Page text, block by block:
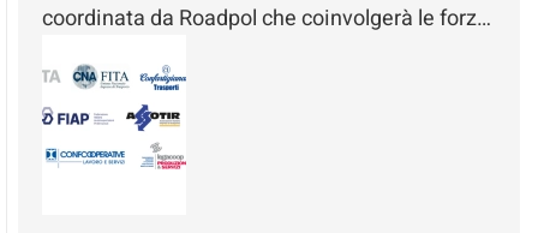
coordinata da Roadpol che coinvolgerà le forz…